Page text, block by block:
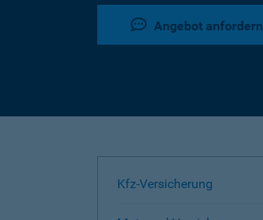
Angebot anfordern
Kfz-Versicherung